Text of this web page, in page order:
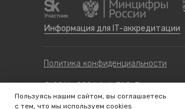
Политика конфиденциальности
© 2016—2026 AutoFAQ. Все права
Информация для IT-аккредитации
Пользуясь нашим сайтом, вы соглашаетесь
с тем, что мы используем cookies